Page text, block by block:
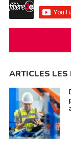
ARTICLES LES